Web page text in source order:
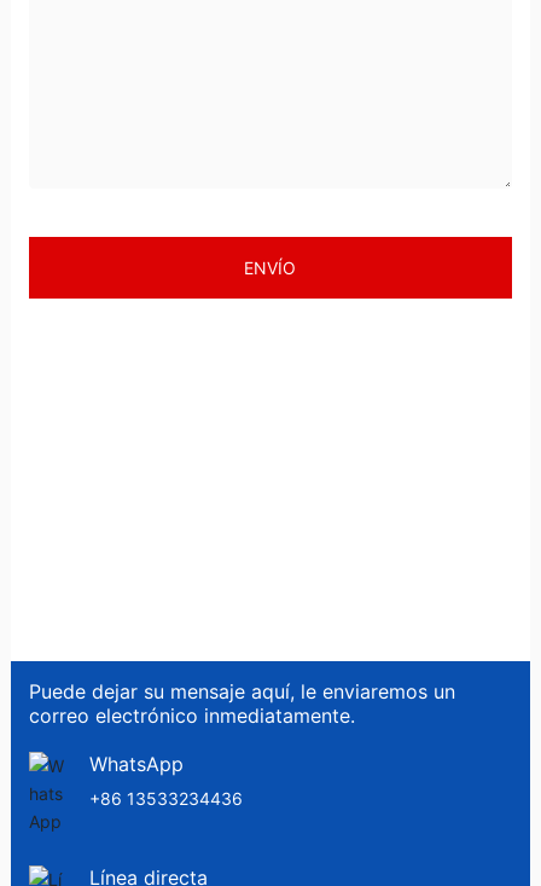
ENVÍO
Puede dejar su mensaje aquí, le enviaremos un
correo electrónico inmediatamente.
WhatsApp
+86 13533234436
Línea directa